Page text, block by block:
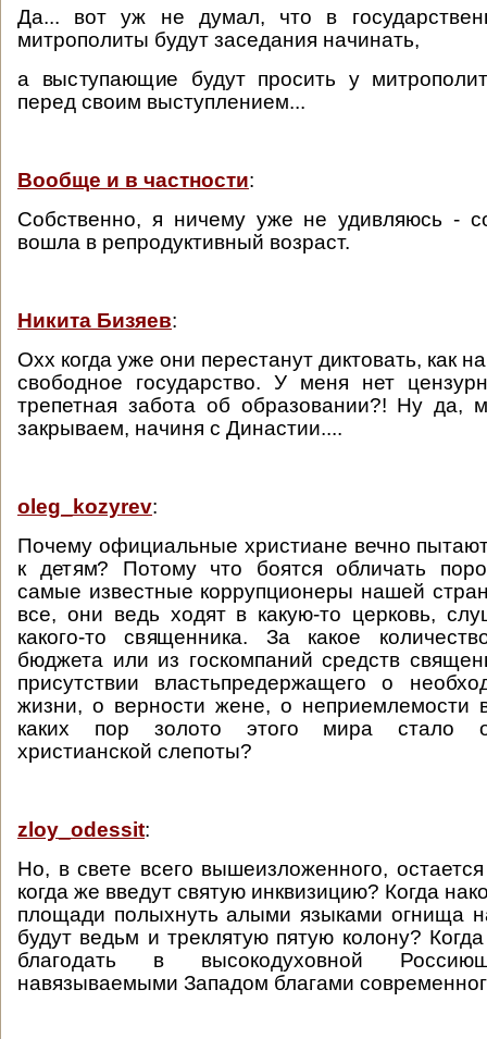
Да... вот уж не думал, что в
митрополиты будут заседания начинать,
а выступающие будут просить у
перед своим выступлением...
Вообще и в частности:
Собственно, я ничему уже не удивляюсь -
вошла в репродуктивный возраст.
Никита Бизяев:
Охх когда уже они перестанут диктовать, как
свободное государство. У меня нет
трепетная забота об образовании?! Ну да,
закрываем, начиня с Династии....
oleg_kozyrev:
Почему официальные христиане вечно
к детям? Потому что боятся обличать
самые известные коррупционеры нашей
все, они ведь ходят в какую-то церковь,
какого-то священника. За какое
бюджета или из госкомпаний средств
присутствии властьпредержащего о
жизни, о верности жене, о неприемлемости
каких пор золото этого мира стало
христианской слепоты?
zloy_odessit:
Но, в свете всего вышеизложенного,
когда же введут святую инквизицию? Когда
площади полыхнуть алыми языками огнища
будут ведьм и треклятую пятую колону?
благодать в высокодуховной
навязываемыми Западом благами